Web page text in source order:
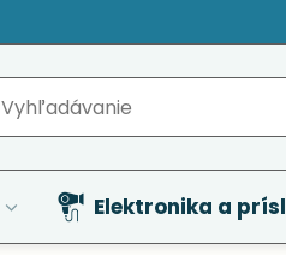
Elektronika a